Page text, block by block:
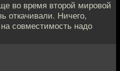
во время второй мировой
откачивали. Ничего,
совместимость надо